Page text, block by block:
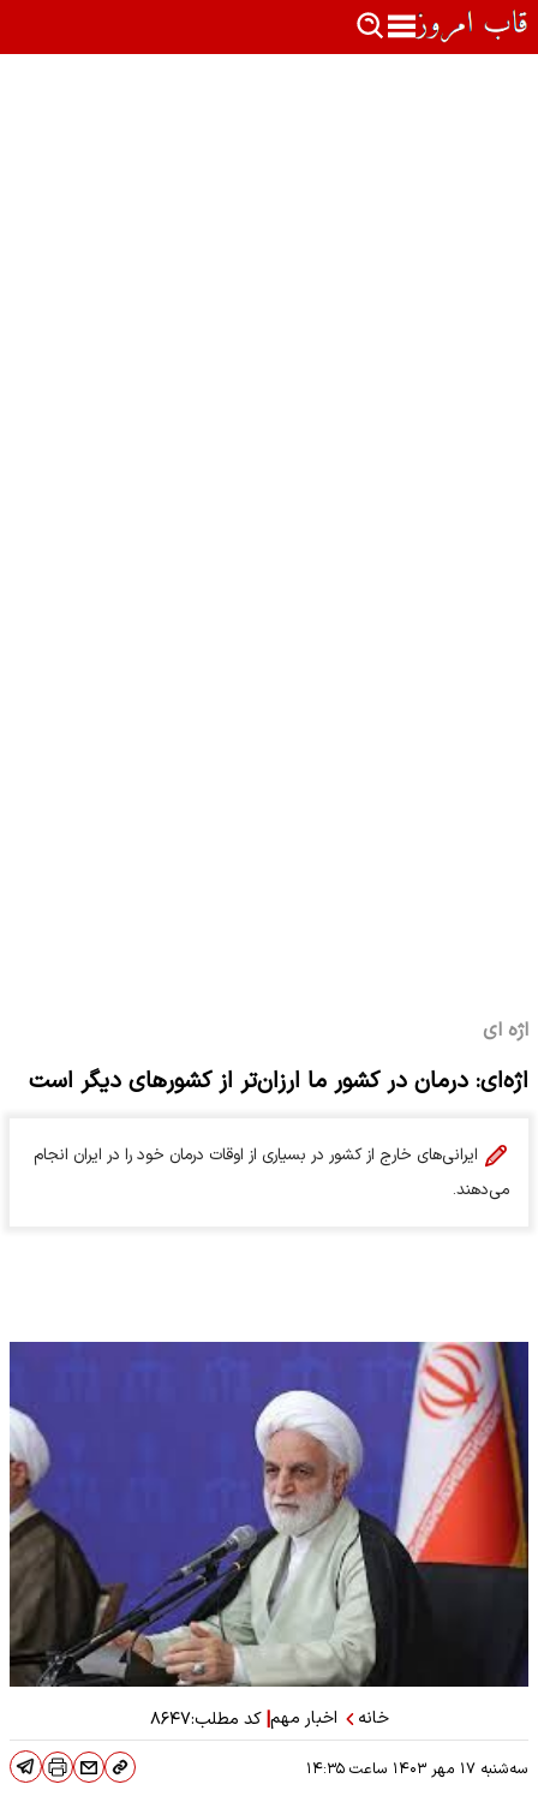
اژه ای
اژه‌ای: درمان در کشور ما ارزان‌تر از کشورهای دیگر است
ایرانی‌های خارج از کشور در بسیاری از اوقات درمان خود را در ایران انجام
می‌دهند.
خانه اخبار مهم| کد مطلب:۸۶۴۷
سه‌شنبه ۱۷ مهر ۱۴۰۳ ساعت